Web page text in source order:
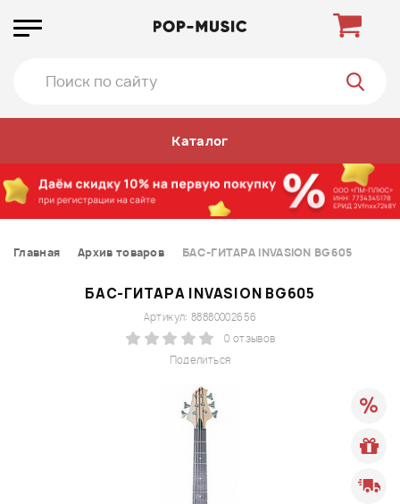
Каталог
Главная Архив товаров БАС-ГИТАРА INVASION BG605
БАС-ГИТАРА INVASION BG605
Поделиться
Артикул: 88880002656
0 отзывов